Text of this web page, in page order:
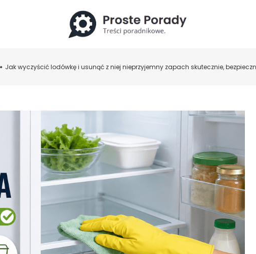
Jak wyczyścić lodówkę i usunąć z niej nieprzyjemny zapach skutecznie,